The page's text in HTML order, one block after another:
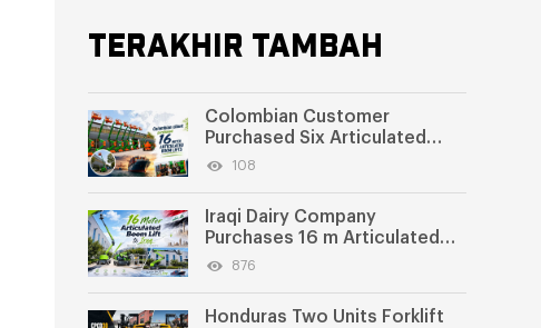
TERAKHIR TAMBAH
Colombian Customer
Purchased Six Articulated
Boom Lifts from SWLLIFT
108
Iraqi Dairy Company
Purchases 16 m Articulated
Boom Lift
876
Honduras Two Units Forklift